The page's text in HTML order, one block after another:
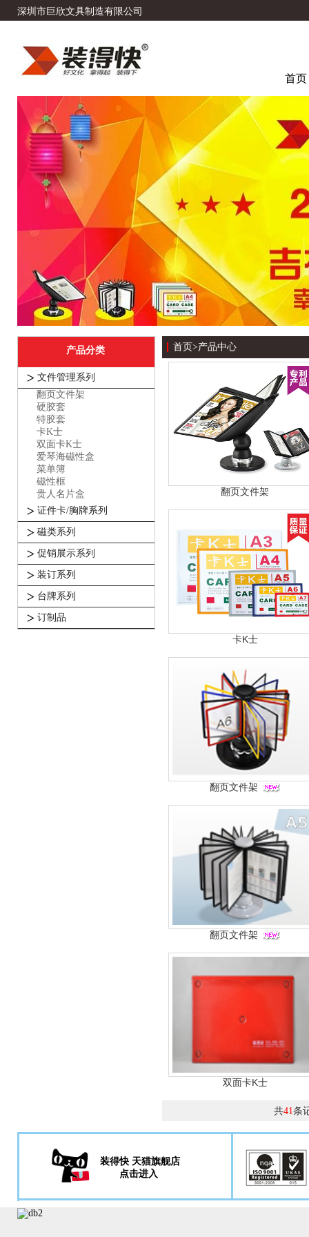
深圳市巨欣文具制造有限公司
首页
产品分类
文件管理系列
翻页文件架
硬胶套
特胶套
卡K士
双面卡K士
爱琴海磁性盒
菜单簿
磁性框
贵人名片盒
证件卡/胸牌系列
磁类系列
促销展示系列
装订系列
台牌系列
订制品
首页>产品中心
翻页文件架
卡K士
翻页文件架
翻页文件架
双面卡K士
共41条
装得快 天猫旗舰店
点击进入